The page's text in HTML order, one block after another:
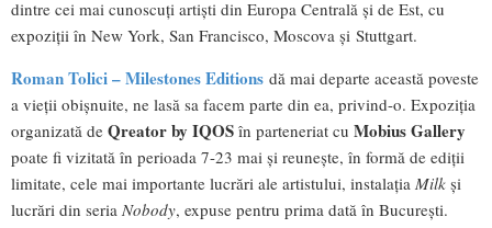
dintre cei mai cunoscuți artiști din Europa Centrală și de Est, cu
expoziții în New York, San Francisco, Moscova și Stuttgart.
Roman Tolici – Milestones Editions dă mai departe această poveste
a vieții obișnuite, ne lasă sa facem parte din ea, privind-o. Expoziția
organizată de Qreator by IQOS în parteneriat cu Mobius Gallery
poate fi vizitată în perioada 7-23 mai și reunește, în formă de ediții
limitate, cele mai importante lucrări ale artistului, instalația Milk și
lucrări din seria Nobody, expuse pentru prima dată în București.